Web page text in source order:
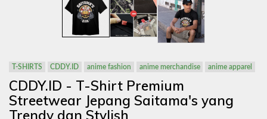
T-SHIRTS CDDY.ID anime fashion anime merchandise anime apparel
CDDY.ID - T-Shirt Premium
Streetwear Jepang Saitama's yang
Trendy dan Stylish